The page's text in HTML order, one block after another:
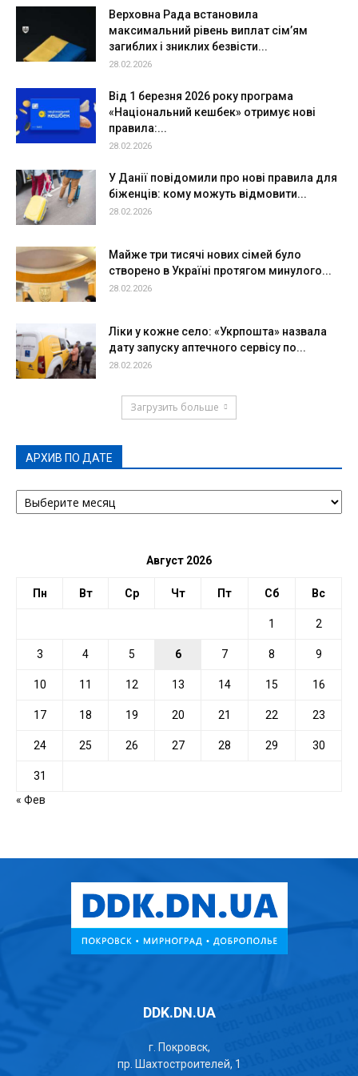
Верховна Рада встановила
максимальний рівень виплат сім’ям
загиблих і зниклих безвісти...
28.02.2026
Від 1 березня 2026 року програма
«Національний кешбек» отримує нові
правила:...
28.02.2026
У Данії повідомили про нові правила для
біженців: кому можуть відмовити...
28.02.2026
Майже три тисячі нових сімей було
створено в Україні протягом минулого...
28.02.2026
Ліки у кожне село: «Укрпошта» назвала
дату запуску аптечного сервісу по...
28.02.2026
Загрузить больше
АРХИВ ПО ДАТЕ
АРХИВ
ПО
Август 2026
Пн Вт Ср Чт Пт Сб Вс
1 2
3 4 5 6 7 8 9
10 11 12 13 14 15 16
17 18 19 20 21 22 23
24 25 26 27 28 29 30
31
« Фев
DDK.DN.UA
г. Покровск,
пр. Шахтостроителей, 1